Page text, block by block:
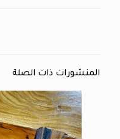
المنشورات ذات الصلة